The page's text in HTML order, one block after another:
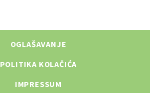
OGLAŠAVANJE
POLITIKA KOLAČIĆA
IMPRESSUM